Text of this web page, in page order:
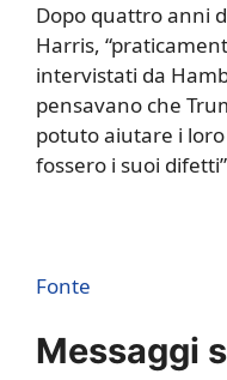
Dopo quattro anni
Harris,
intervistati da
pensavano che
potuto aiutare i
fossero i suoi
Fonte
Messaggi